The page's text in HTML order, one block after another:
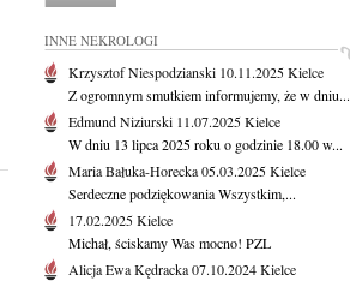
INNE NEKROLOGI
Krzysztof Niespodzianski 10.11.2025Kielce
Z ogromnym smutkiem informujemy, że w dniu...
Edmund Niziurski 11.07.2025Kielce
W dniu 13 lipca 2025 roku o godzinie 18.00 w...
Maria Bałuka-Horecka05.03.2025Kielce
Serdeczne podziękowania Wszystkim,...
17.02.2025Kielce
Michał, ściskamy Was mocno! PZL
Alicja Ewa Kędracka07.10.2024Kielce